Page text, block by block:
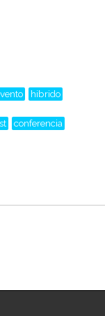
hibrido
conferencia